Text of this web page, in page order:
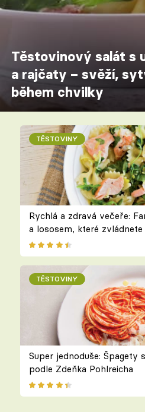
Těstovinový salát s
a rajčaty – svěží,
během chvilky
TĚSTOVINY
Rychlá a zdravá večeře:
a lososem, které
TĚSTOVINY
Super jednoduše:
podle Zdeňka Pohlreicha